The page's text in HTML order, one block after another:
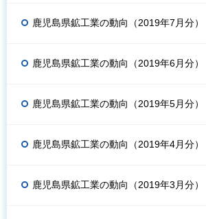
鹿児島県鉱工業の動向（2019年7月分）
鹿児島県鉱工業の動向（2019年6月分）
鹿児島県鉱工業の動向（2019年5月分）
鹿児島県鉱工業の動向（2019年4月分）
鹿児島県鉱工業の動向（2019年3月分）